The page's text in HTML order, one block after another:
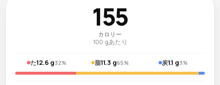
155
カロリー
100 gあたり
た12.6 g32% 脂11.3 g65% 炭1.1 g3%